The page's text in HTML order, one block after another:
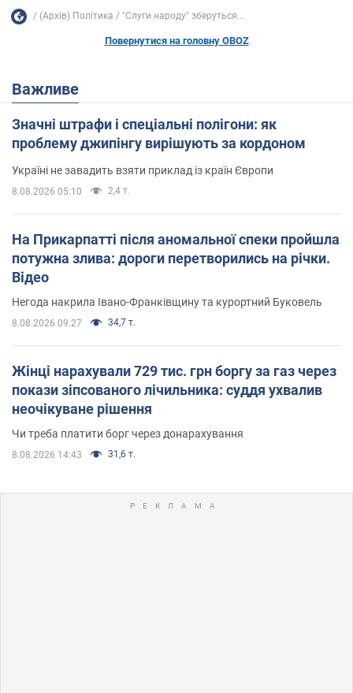
(Архів) Політика "Слуги народу" зберуться...
Повернутися на головну OBOZ
Важливе
Значні штрафи і спеціальні полігони: як
проблему джипінгу вирішують за кордоном
Україні не завадить взяти приклад із країн Європи
8.08.2026 05:10 2,4 т.
На Прикарпатті після аномальної спеки пройшла
потужна злива: дороги перетворились на річки.
Відео
Негода накрила Івано-Франківщину та курортний Буковель
8.08.2026 09:27 34,7 т.
Жінці нарахували 729 тис. грн боргу за газ через
покази зіпсованого лічильника: суддя ухвалив
неочікуване рішення
Чи треба платити борг через донарахування
8.08.2026 14:43 31,6 т.